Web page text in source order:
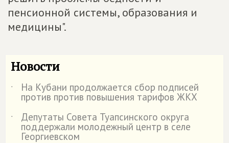
пенсионной системы, образования и
медицины".
Новости
˙ На Кубани продолжается сбор подписей
против против повышения тарифов ЖКХ
˙
Депутаты Совета Туапсинского округа
поддержали молодежный центр в селе
Георгиевском